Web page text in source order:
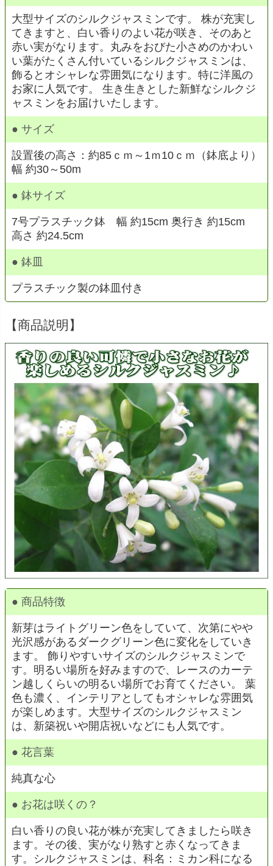
大型サイズのシルクジャスミンです。 株が充実し
てきますと、白い香りのよい花が咲き、そのあと
赤い実がなります。丸みをおびた小さめのかわい
い葉がたくさん付いているシルクジャスミンは、
飾るとオシャレな雰囲気になります。特に洋風の
お家に人気です。 生き生きとした新鮮なシルクジ
ャスミンをお届けいたします。
● サイズ
設置後の高さ：約85ｃｍ～1ｍ10ｃｍ（鉢底より）
幅 約30～50m
● 鉢サイズ
7号プラスチック鉢 幅 約15cm 奥行き 約15cm
高さ 約24.5cm
● 鉢皿
プラスチック製の鉢皿付き
【商品説明】
● 商品特徴
新芽はライトグリーン色をしていて、次第にやや
光沢感があるダークグリーン色に変化をしていき
ます。 飾りやすいサイズのシルクジャスミンで
す。明るい場所を好みますので、レースのカーテ
ン越しくらいの明るい場所でお育てください。 葉
色も濃く、インテリアとしてもオシャレな雰囲気
が楽しめます。大型サイズのシルクジャスミン
は、新築祝いや開店祝いなどにも人気です。
● 花言葉
純真な心
● お花は咲くの？
白い香りの良い花が株が充実してきましたら咲き
ます。その後、実がなり熟すと赤くなってきま
す。シルクジャスミンは、科名：ミカン科になる